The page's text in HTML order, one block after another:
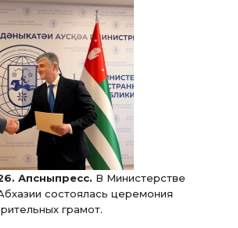
Апсныпресс. В Министерстве
состоялась церемония
грамот.